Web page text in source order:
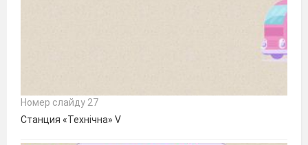
Номер слайду 27
Станция «Технічна» V